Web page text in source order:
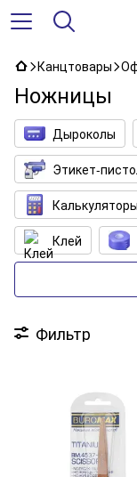
Канцтовары
Ножницы
Дыроколы
Этикет-
Калькуляторы
Клей
Клеевые
Лупы
Офисные
Скрепки,
Фильтр